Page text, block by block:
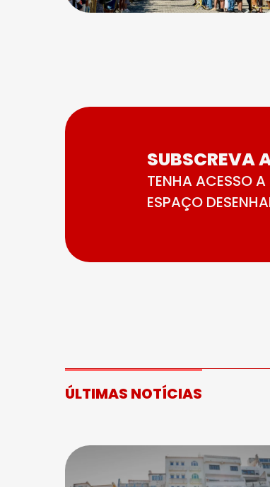
SUBSCREVA
TENHA ACESSO
ESPAÇO
ÚLTIMAS NOTÍCIAS